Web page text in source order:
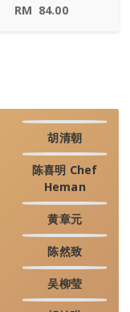
RM 84.00
胡清朝
陈喜明 Chef
Heman
黄章元
陈然致
吴柳莹